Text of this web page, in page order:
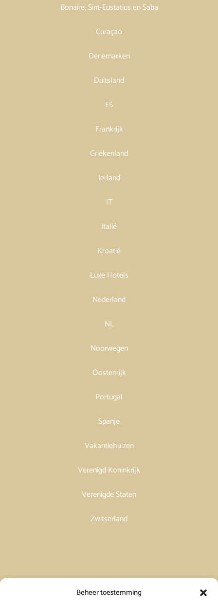
Beheer toestemming
Bonaire, Sint-Eustatius en Saba
Curaçao
Denemarken
Duitsland
ES
Frankrijk
Griekenland
Ierland
IT
Italië
Kroatië
Luxe Hotels
Nederland
NL
Noorwegen
Oostenrijk
Portugal
Spanje
Vakantiehuizen
Verenigd Koninkrijk
Verenigde Staten
Zwitserland